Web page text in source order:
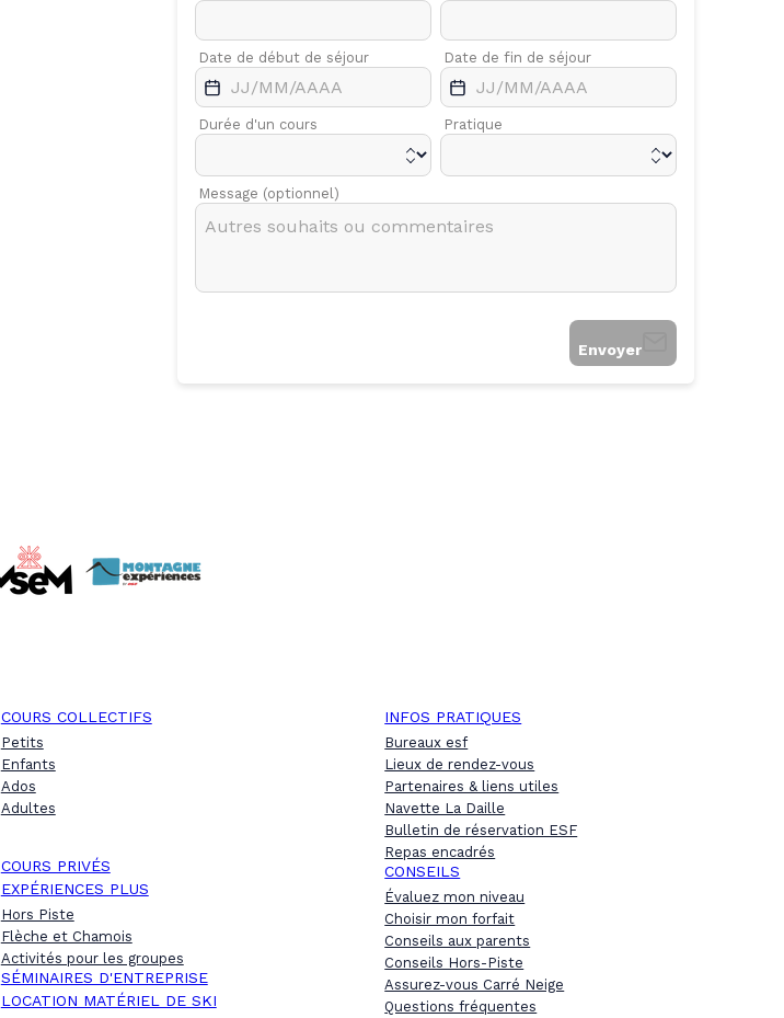
Date de début de séjour Date de fin de séjour
Durée d'un cours Pratique
Message (optionnel)
Envoyer
Avr.
17
Mai
COURS COLLECTIFS
Petits
Enfants
Ados
Adultes
COURS PRIVÉS
EXPÉRIENCES PLUS
Hors Piste
Flèche et Chamois
Activités pour les groupes
SÉMINAIRES D'ENTREPRISE
LOCATION MATÉRIEL DE SKI
INFOS PRATIQUES
Bureaux esf
Lieux de rendez-vous
Partenaires & liens utiles
Navette La Daille
Bulletin de réservation ESF
Repas encadrés
CONSEILS
Évaluez mon niveau
Choisir mon forfait
Conseils aux parents
Conseils Hors-Piste
Assurez-vous Carré Neige
Questions fréquentes